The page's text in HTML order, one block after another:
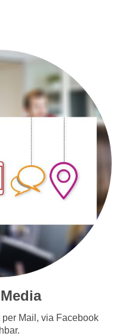
Mail, via Facebook